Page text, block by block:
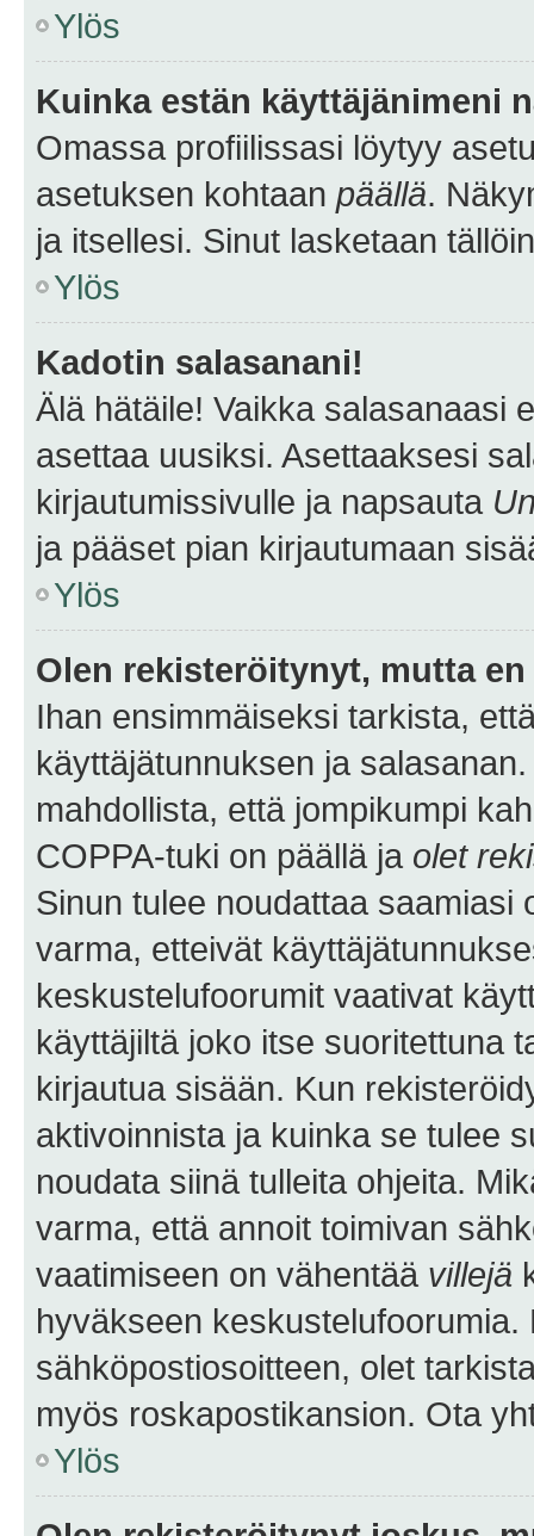
Ylös
Kuinka estän käyttäjänimeni
Omassa profiilissasi löytyy
asetuksen kohtaan päällä.
ja itsellesi. Sinut lasketaan
Ylös
Kadotin salasanani!
Älä hätäile! Vaikka salasanaasi
asettaa uusiksi. Asettaaksesi
kirjautumissivulle ja napsauta
ja pääset pian kirjautumaan
Ylös
Olen rekisteröitynyt, mutta
Ihan ensimmäiseksi tarkista,
käyttäjätunnuksen ja
mahdollista, että jompikumpi
COPPA-tuki on päällä ja olet
Sinun tulee noudattaa saamiasi
varma, etteivät
keskustelufoorumit vaativat
käyttäjiltä joko itse suoritettuna
kirjautua sisään. Kun
aktivoinnista ja kuinka se tulee
noudata siinä tulleita ohjeita.
varma, että annoit toimivan
vaatimiseen on vähentää villejä
hyväkseen
sähköpostiosoitteen, olet
myös roskapostikansion. Ota
Ylös